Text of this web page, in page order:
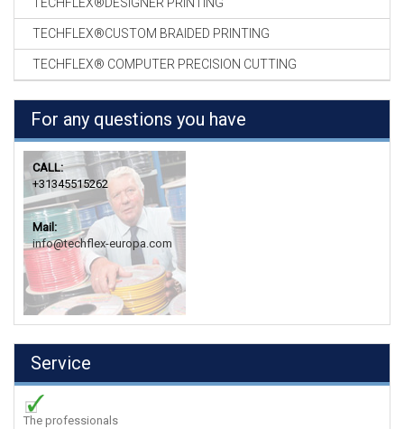
TECHFLEX®DESIGNER PRINTING
TECHFLEX®CUSTOM BRAIDED PRINTING
TECHFLEX® COMPUTER PRECISION CUTTING
For any questions you have
CALL:
+31345515262
Mail:
info@techflex-europa.com
Service
The professionals